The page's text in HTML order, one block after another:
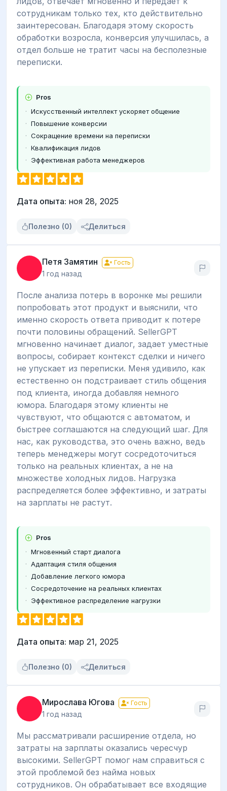
сотрудникам только тех, кто действительно
заинтересован. Благодаря этому скорость
обработки возросла, конверсия улучшилась, а
отдел больше не тратит часы на бесполезные
переписки.
Pros
Искусственный интеллект ускоряет общение
Повышение конверсии
Сокращение времени на переписки
Квалификация лидов
Эффективная работа менеджеров
Дата опыта: ноя 28, 2025
Полезно (0) Делиться
Петя Замятин Гость
1 год назад
После анализа потерь в воронке мы решили
попробовать этот продукт и выяснили, что
именно скорость ответа приводит к потере
почти половины обращений. SellerGPT
мгновенно начинает диалог, задает уместные
вопросы, собирает контекст сделки и ничего
не упускает из переписки. Меня удивило, как
естественно он подстраивает стиль общения
под клиента, иногда добавляя немного
юмора. Благодаря этому клиенты не
чувствуют, что общаются с автоматом, и
быстрее соглашаются на следующий шаг. Для
нас, как руководства, это очень важно, ведь
теперь менеджеры могут сосредоточиться
только на реальных клиентах, а не на
множестве холодных лидов. Нагрузка
распределяется более эффективно, и затраты
на зарплаты не растут.
Pros
Мгновенный старт диалога
Адаптация стиля общения
Добавление легкого юмора
Сосредоточение на реальных клиентах
Эффективное распределение нагрузки
Дата опыта: мар 21, 2025
Полезно (0) Делиться
Мирослава Югова Гость
1 год назад
Мы рассматривали расширение отдела, но
затраты на зарплаты оказались чересчур
высокими. SellerGPT помог нам справиться с
этой проблемой без найма новых
сотрудников. Он обрабатывает все входящие